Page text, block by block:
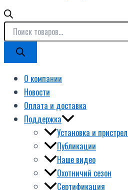
О компании
Новости
Оплата и доставка
Поддержка
Установка и
Публикации
Наше видео
Охотничий сезон
Сертификация